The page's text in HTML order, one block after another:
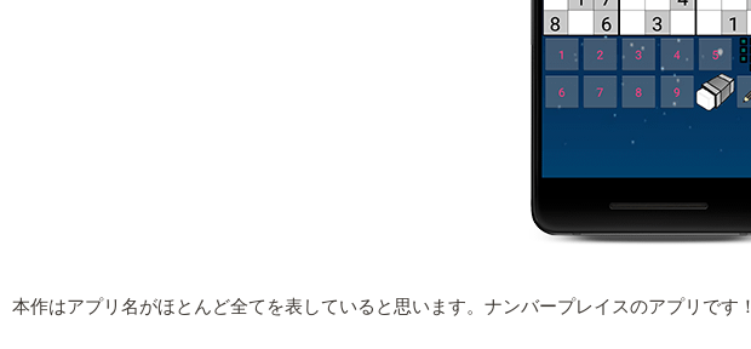
本作はアプリ名がほとんど全てを表していると思います。ナンバープレイスのアプリです！